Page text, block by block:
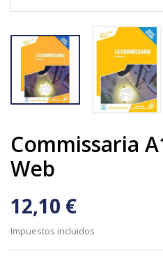
Commissaria
Web
12,10 €
Impuestos incluidos